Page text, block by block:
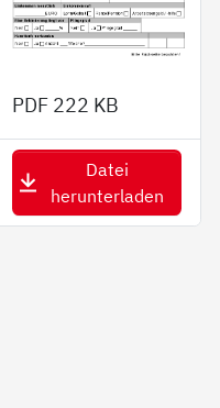
PDF 222 KB
Datei
herunterladen